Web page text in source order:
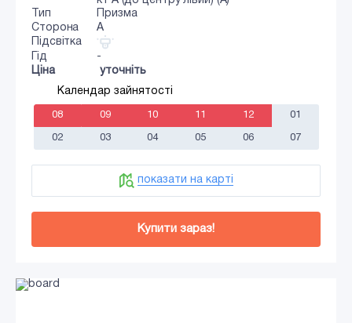
Тип
Призма
Сторона
A
Підсвітка
Гід
-
Ціна
уточніть
Календар зайнятості
08 09 10 11 12 01
02 03 04 05 06 07
показати на карті
Купити зараз!